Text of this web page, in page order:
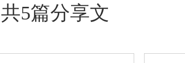
共5篇分享文